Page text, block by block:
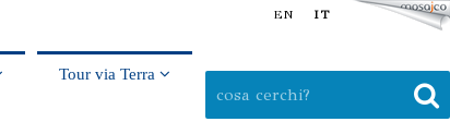
EN IT
Tour via Terra